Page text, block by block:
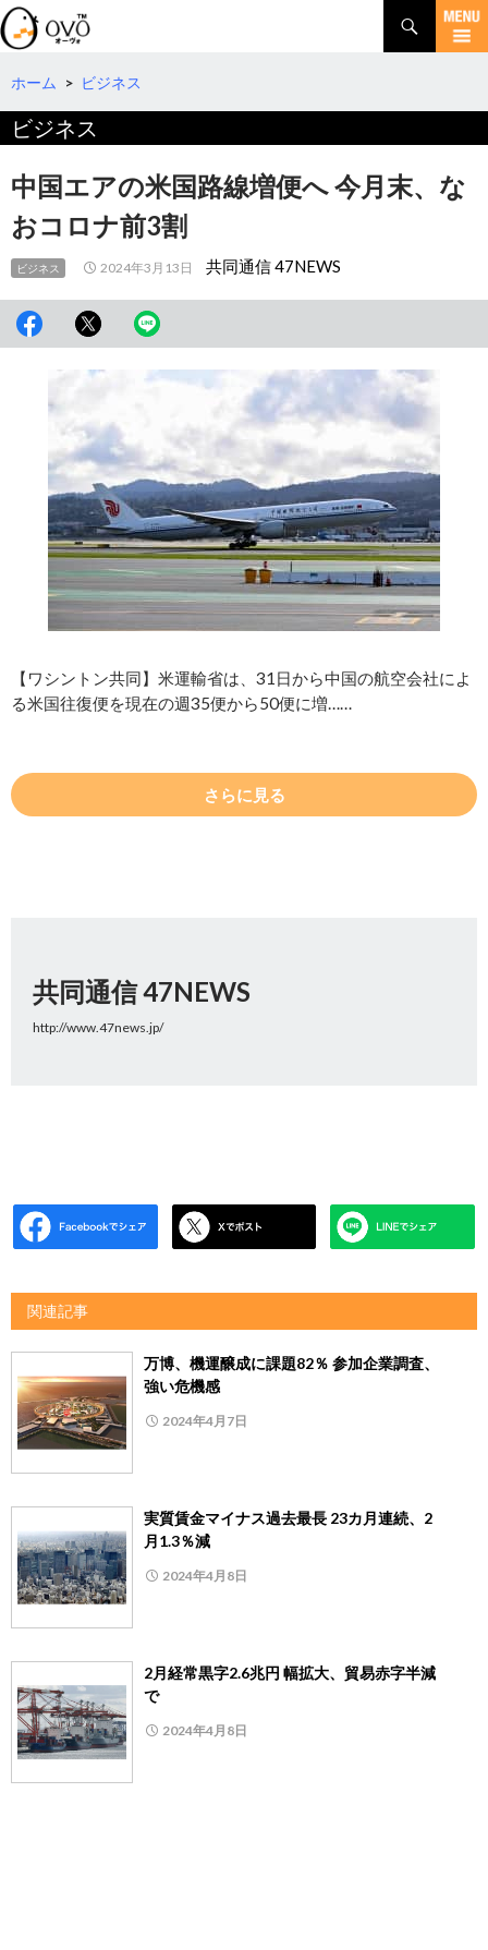
検
索
コ
テ
へ
動
ホーム > ビジネス
ビジネス
中国エアの米国路線増便へ 今月末、な
おコロナ前3割
ビジネス 2024年3月13日 共同通信 47NEWS
【ワシントン共同】米運輸省は、31日から中国の航空会社によ
る米国往復便を現在の週35便から50便に増……
さらに見る
共同通信 47NEWS
http://www.47news.jp/
関連記事
万博、機運醸成に課題82％ 参加企業調査、
強い危機感
2024年4月7日
実質賃金マイナス過去最長 23カ月連続、2
月1.3％減
2024年4月8日
2月経常黒字2.6兆円 幅拡大、貿易赤字半減
で
2024年4月8日